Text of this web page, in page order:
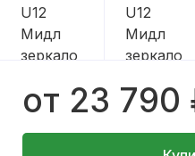
от 23 790